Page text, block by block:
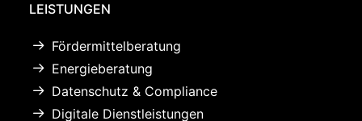
LEISTUNGEN
Fördermittelberatung
Energieberatung
Datenschutz & Compliance
Digitale Dienstleistungen